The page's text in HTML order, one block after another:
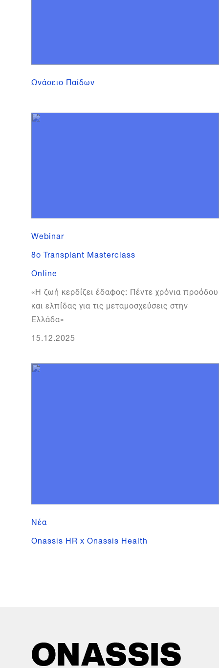
Ωνάσειο Παίδων
Webinar
8o Transplant Masterclass
Online
«Η ζωή κερδίζει έδαφος: Πέντε χρόνια προόδου
και ελπίδας για τις μεταμοσχεύσεις στην
Ελλάδα»
15.12.2025
Νέα
Onassis HR x Onassis Health